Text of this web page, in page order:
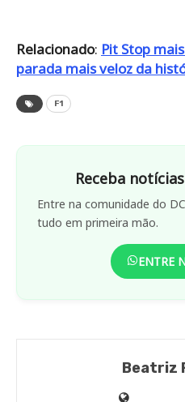
Relacionado: Pit Stop
parada mais veloz da
F1
Receba
Entre na comunidade do
tudo em primeira mão.
ENTRE
Beatriz
Site